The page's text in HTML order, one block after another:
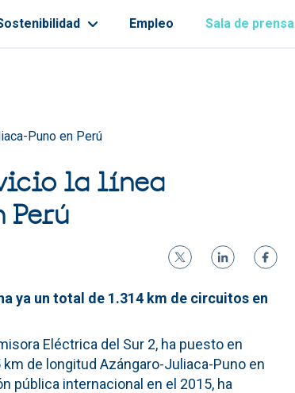
Empleo Sala de prensa
Puno en Perú
la línea
Perú
ya un total de 1.314 km de circuitos en
Eléctrica del Sur 2, ha puesto en
de longitud Azángaro-Juliaca-Puno en
pública internacional en el 2015, ha